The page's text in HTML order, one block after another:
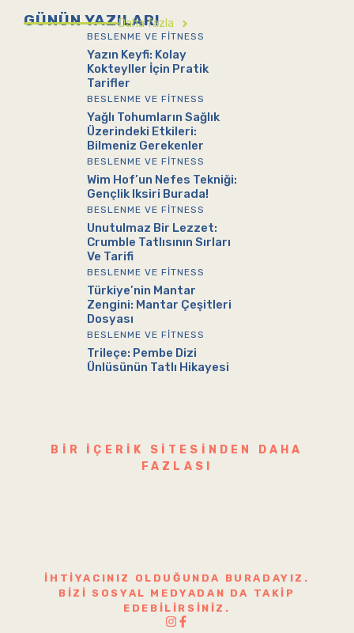
GÜNÜN YAZILARI
Daha fazla
BESLENME VE FITNESS
Yazın Keyfi: Kolay
Kokteyller İçin Pratik
Tarifler
BESLENME VE FITNESS
Yağlı Tohumların Sağlık
Üzerindeki Etkileri:
Bilmeniz Gerekenler
BESLENME VE FITNESS
Wim Hof’un Nefes Tekniği:
Gençlik Iksiri Burada!
BESLENME VE FITNESS
Unutulmaz Bir Lezzet:
Crumble Tatlısının Sırları
Ve Tarifi
BESLENME VE FITNESS
Türkiye’nin Mantar
Zengini: Mantar Çeşitleri
Dosyası
BESLENME VE FITNESS
Trileçe: Pembe Dizi
Ünlüsünün Tatlı Hikayesi
BIR IÇERIK SITESINDEN DAHA
FAZLASI
İHTIYACINIZ OLDUĞUNDA BURADAYIZ.
BIZI SOSYAL MEDYADAN DA TAKIP
EDEBILIRSINIZ.